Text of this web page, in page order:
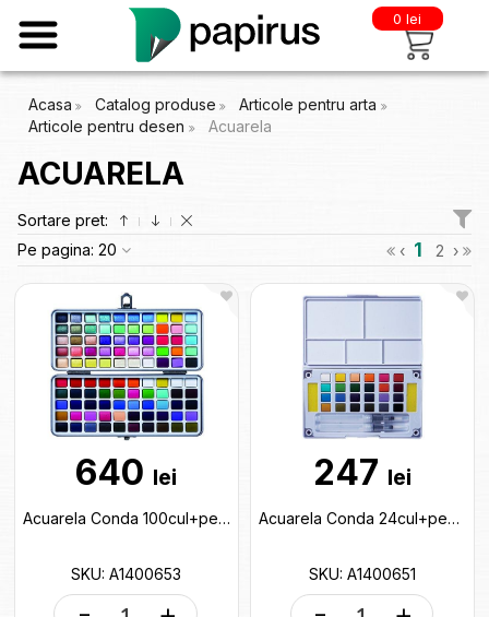
0 lei
Acasa Catalog produse
Articole pentru arta
Articole pentru desen
Acuarela
ACUARELA
Sortare pret:
Pe pagina: 20 ‹ 1 2 ›
640 lei
Acuarela Conda 100cul+pensula rezervor (cutie metal) A1400653
SKU: A1400653
247 lei
Acuarela Conda 24cul+pensula rezervor (cutie plastic) A1400651
SKU: A1400651